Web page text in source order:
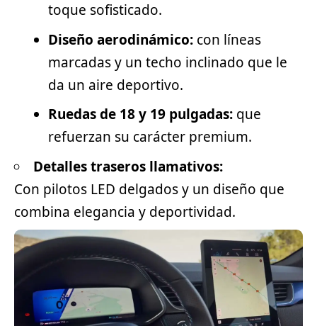
toque sofisticado.
Diseño aerodinámico:con líneas
marcadas y un techo inclinado que le
da un aire deportivo.
Ruedas de 18 y 19 pulgadas:que
refuerzan su carácter premium.
Detalles traseros llamativos:
Con pilotos LED delgados y un diseño que
combina elegancia y deportividad.